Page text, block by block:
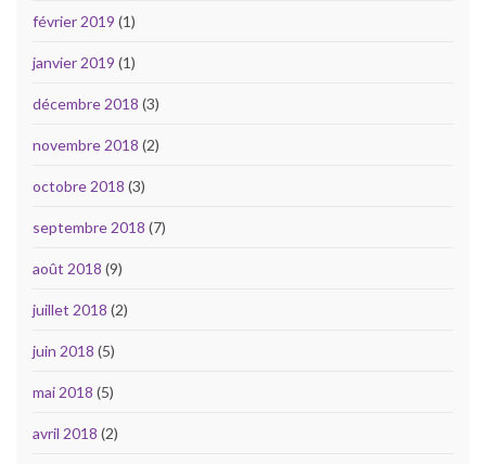
février 2019 (1)
janvier 2019 (1)
décembre 2018 (3)
novembre 2018 (2)
octobre 2018 (3)
septembre 2018 (7)
août 2018 (9)
juillet 2018 (2)
juin 2018 (5)
mai 2018 (5)
avril 2018 (2)